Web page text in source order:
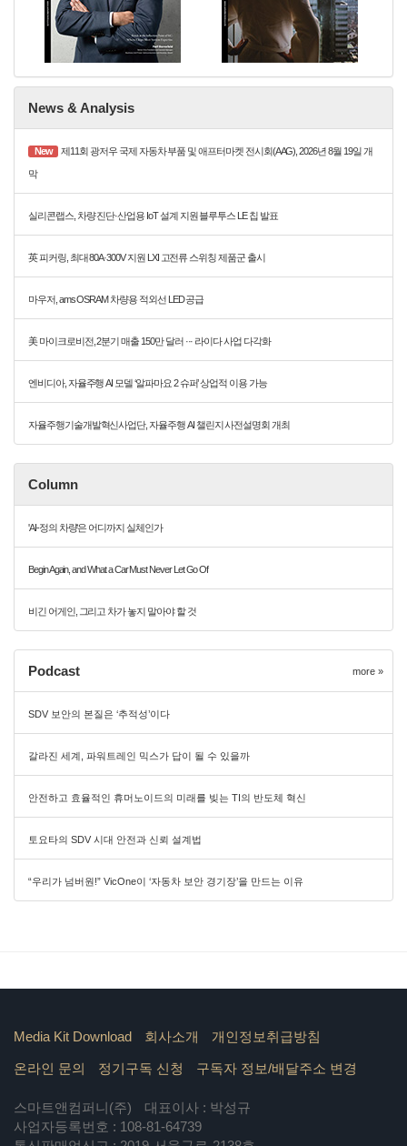
News & Analysis
New 제11회 광저우 국제 자동차 부품 및 애프터마켓 전시회(AAG), 2026년 8월 19일 개
막
실리콘랩스, 차량 진단·산업용 IoT 설계 지원 블루투스 LE 칩 발표
英 피커링, 최대 80A·300V 지원 LXI 고전류 스위칭 제품군 출시
마우저, ams OSRAM 차량용 적외선 LED 공급
美 마이크로비전, 2분기 매출 150만 달러 ··· 라이다 사업 다각화
엔비디아, 자율주행 AI 모델 ‘알파마요 2 슈퍼’ 상업적 이용 가능
자율주행기술개발혁신사업단, 자율주행 AI 챌린지 사전설명회 개최
Column
'AI-정의 차량'은 어디까지 실체인가
Begin Again, and What a Car Must Never Let Go Of
비긴 어게인, 그리고 차가 놓지 말아야 할 것
Podcast more »
SDV 보안의 본질은 ‘추적성’이다
갈라진 세계, 파워트레인 믹스가 답이 될 수 있을까
안전하고 효율적인 휴머노이드의 미래를 빚는 TI의 반도체 혁신
토요타의 SDV 시대 안전과 신뢰 설계법
“우리가 넘버원!” VicOne이 ‘자동차 보안 경기장’을 만드는 이유
Media Kit Download 회사소개 개인정보취급방침
온라인 문의 정기구독 신청 구독자 정보/배달주소 변경
스마트앤컴퍼니(주)
대표이사 : 박성규
사업자등록번호 : 108-81-64739